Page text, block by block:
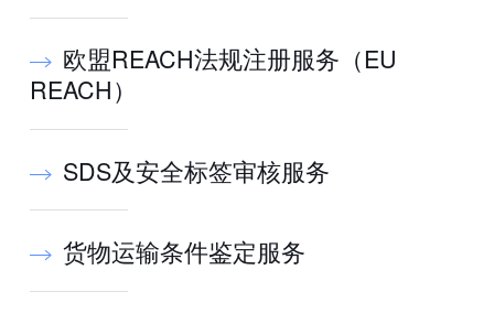
欧盟REACH法规注册服务（EU
REACH）
SDS及安全标签审核服务
货物运输条件鉴定服务